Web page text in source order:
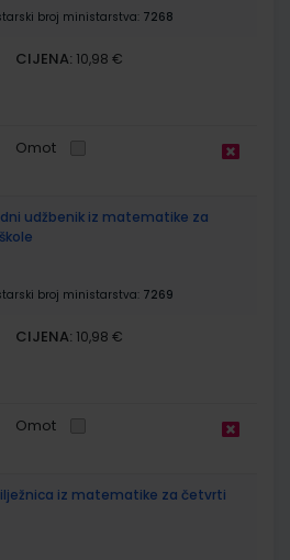
broj ministarstva: 7268
CIJENA: 10,98 €
Omot
udžbenik iz matematike za
broj ministarstva: 7269
CIJENA: 10,98 €
Omot
iz matematike za četvrti